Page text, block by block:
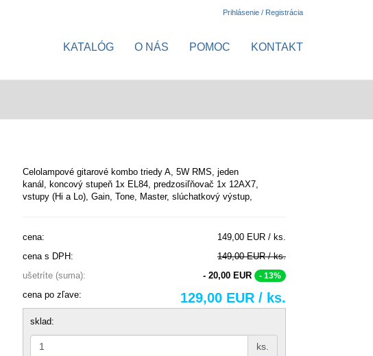
Prihlásenie / Registrácia
KATALÓG O NÁS POMOC KONTAKT
Celolampové gitarové kombo triedy A, 5W RMS, jeden
kanál, koncový stupeň 1x EL84, predzosiľňovač 1x 12AX7,
vstupy (Hi a Lo), Gain, Tone, Master, slúchatkový výstup,
cena:
149,00 EUR / ks.
cena s DPH:
149,00 EUR / ks.
ušetríte (suma):
- 20,00 EUR - 13%
cena po zľave: 129,00 EUR / ks.
sklad:
ks.